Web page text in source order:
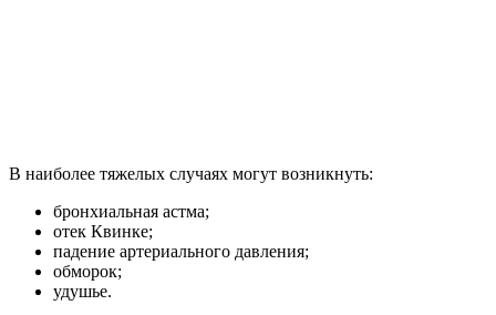
В наиболее тяжелых случаях могут возникнуть:
бронхиальная астма;
отек Квинке;
падение артериального давления;
обморок;
удушье.